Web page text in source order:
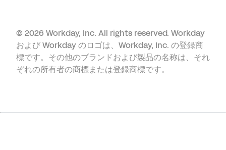
© 2026 Workday, Inc. All rights reserved. Workday
および Workday のロゴは、Workday, Inc. の登録商
標です。その他のブランドおよび製品の名称は、それ
ぞれの所有者の商標または登録商標です。